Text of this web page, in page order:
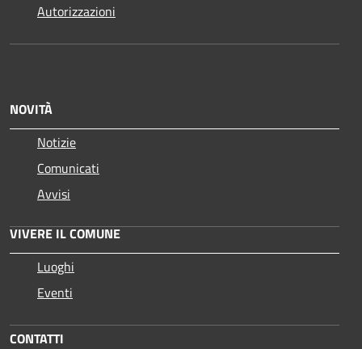
Autorizzazioni
NOVITÀ
Notizie
Comunicati
Avvisi
VIVERE IL COMUNE
Luoghi
Eventi
CONTATTI